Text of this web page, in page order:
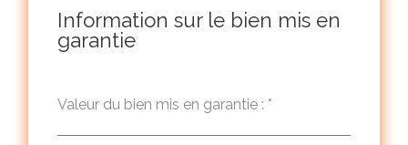
Information sur le bien mis en
garantie
Valeur du bien mis en garantie : *